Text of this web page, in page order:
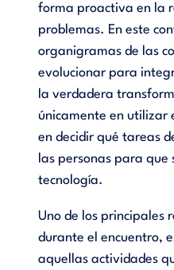
forma proactiva en la
problemas. En este
organigramas de las
evolucionar para
la verdadera
únicamente en utilizar
en decidir qué tareas
las personas para que
tecnología.
Uno de los principales
durante el encuentro,
aquellas actividades